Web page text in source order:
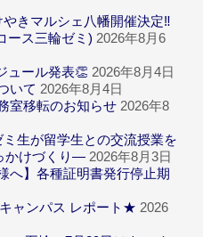
きマルシェ八幡開催決定‼
ース三輪ゼミ) 2026年8月6
ュール発表👏 2026年8月4日
いて 2026年8月4日
室移転のお知らせ 2026年8
生が留学生との交流授業を
かけづくり― 2026年8月3日
へ】各種証明書発行停止期
ャンパス レポート★ 2026